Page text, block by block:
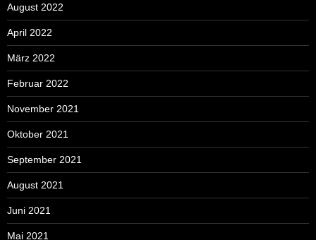
August 2022
April 2022
März 2022
Februar 2022
November 2021
Oktober 2021
September 2021
August 2021
Juni 2021
Mai 2021